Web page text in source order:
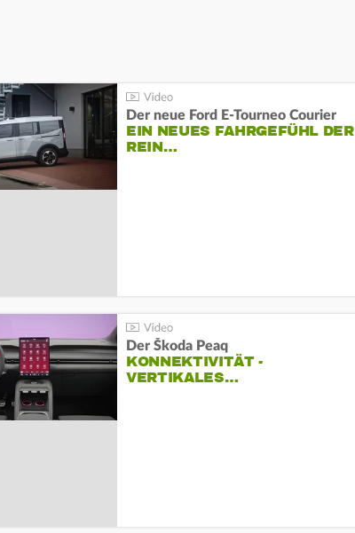
Der neue Ford E-Tourneo Courier
EIN NEUES FAHRGEFÜHL DER
REIN…
Der Škoda Peaq
KONNEKTIVITÄT -
VERTIKALES…